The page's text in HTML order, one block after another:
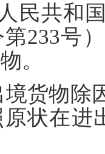
民共和
第233号
。
境货物除
状在进